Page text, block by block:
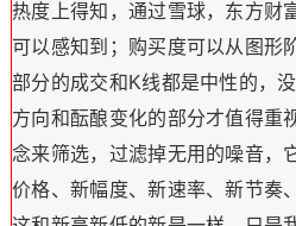
热度上得知，通过雪球，东方财
可以感知到；购买度可以从图形
部分的成交和K线都是中性的，
方向和酝酿变化的部分才值得重
念来筛选，过滤掉无用的噪音，
价格、新幅度、新速率、新节奏